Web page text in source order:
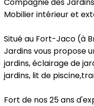
Mobilier intérieur et
Situé au Fort-Jaco (à
Jardins vous propose
jardins, éclairage de
jardins, lit de
Fort de nos 25 ans